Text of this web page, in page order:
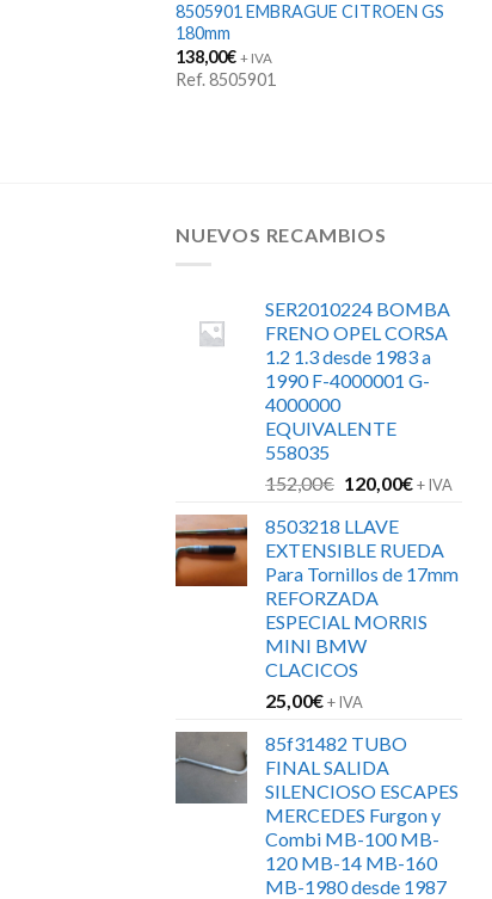
8505901 EMBRAGUE CITROEN GS
180mm
138,00€ + IVA
Ref. 8505901
NUEVOS RECAMBIOS
SER2010224 BOMBA
FRENO OPEL CORSA
1.2 1.3 desde 1983 a
1990 F-4000001 G-
4000000
EQUIVALENTE
558035
152,00€ El
original
era:
152,00€.
120,00€El
es:
120,00€.
+ IVA
8503218 LLAVE
EXTENSIBLE RUEDA
Para Tornillos de 17mm
REFORZADA
ESPECIAL MORRIS
MINI BMW
CLACICOS
25,00€+ IVA
85f31482 TUBO
FINAL SALIDA
SILENCIOSO ESCAPES
MERCEDES Furgon y
Combi MB-100 MB-
120 MB-14 MB-160
MB-1980 desde 1987